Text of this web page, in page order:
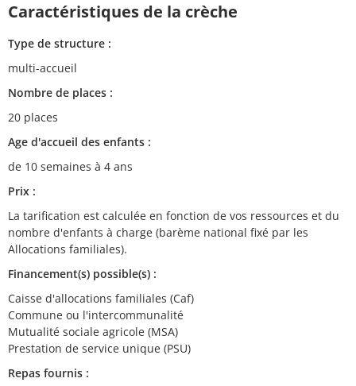
Caractéristiques de la crèche
Type de structure :
multi-accueil
Nombre de places :
20 places
Age d'accueil des enfants :
de 10 semaines à 4 ans
Prix :
La tarification est calculée en fonction de vos ressources et du
nombre d'enfants à charge (barème national fixé par les
Allocations familiales).
Financement(s) possible(s) :
Caisse d'allocations familiales (Caf)
Commune ou l'intercommunalité
Mutualité sociale agricole (MSA)
Prestation de service unique (PSU)
Repas fournis :